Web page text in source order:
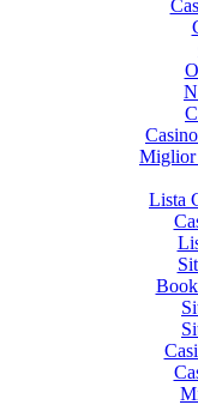
Miglior
Lista